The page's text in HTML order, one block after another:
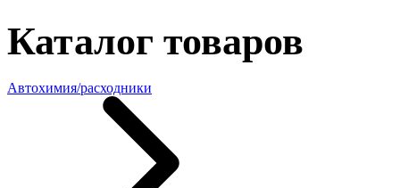
Каталог товаров
Автохимия/расходники